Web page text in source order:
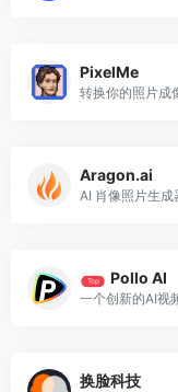
PixelMe
转换你的照片成
Aragon.ai
AI 肖像照片生
Top Pollo AI
换脸科技